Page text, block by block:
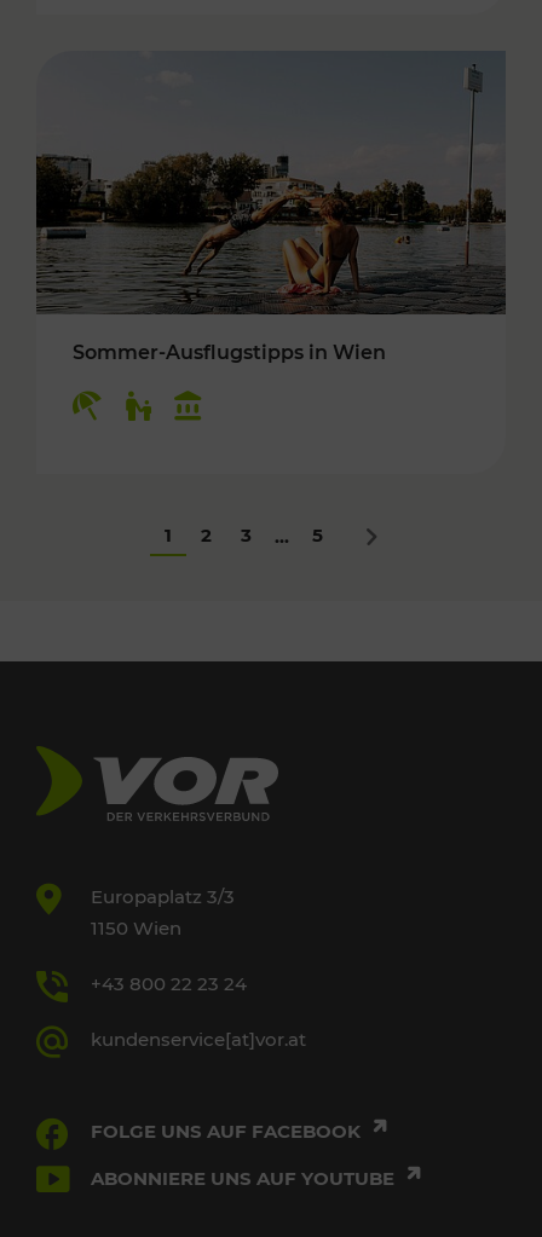
Sommer-Ausflugstipps in Wien
1 2 3 ... 5 Nächstes
Europaplatz 3/3
1150 Wien
+43 800 22 23 24
kundenservice[at]vor.at
FOLGE UNS AUF FACEBOOK
ABONNIERE UNS AUF YOUTUBE